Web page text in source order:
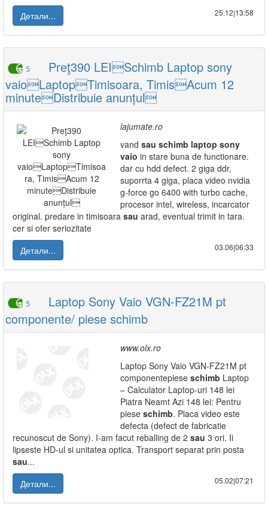
Детали...
25.12|13:58
5
Preţ390 LEISchimb Laptop sony
vaioLaptopTimisoara, TimisAcum 12
minuteDistribuie anunțul
lajumate.ro
vand sau schimb laptop sony
vaio in stare buna de functionare.
dar cu hdd defect. 2 giga ddr,
suporrta 4 giga, placa video nvidia
g-force go 6400 with turbo cache,
procesor intel, wireless, incarcator
original. predare in timisoara sau arad, eventual trimit in tara.
cer si ofer seriozitate
Детали...
03.06|06:33
5
Laptop Sony Vaio VGN-FZ21M pt
componente/ piese schimb
www.olx.ro
Laptop Sony Vaio VGN-FZ21M pt
componentepiese schimb Laptop
– Calculator Laptop-uri 148 lei
Piatra Neamt Azi 148 lei: Pentru
piese schimb. Placa video este
defecta (defect de fabricatie
recunoscut de Sony). I-am facut reballing de 2 sau 3 ori. Ii
lipseste HD-ul si unitatea optica. Transport separat prin posta
sau...
Детали...
05.02|07:21